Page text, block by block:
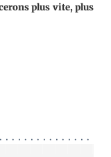
plus vite, plus